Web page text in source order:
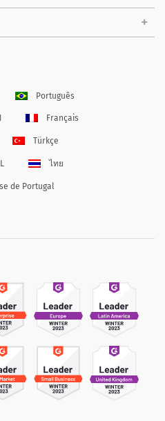
Português
Français
Türkçe
ไทย
de Portugal